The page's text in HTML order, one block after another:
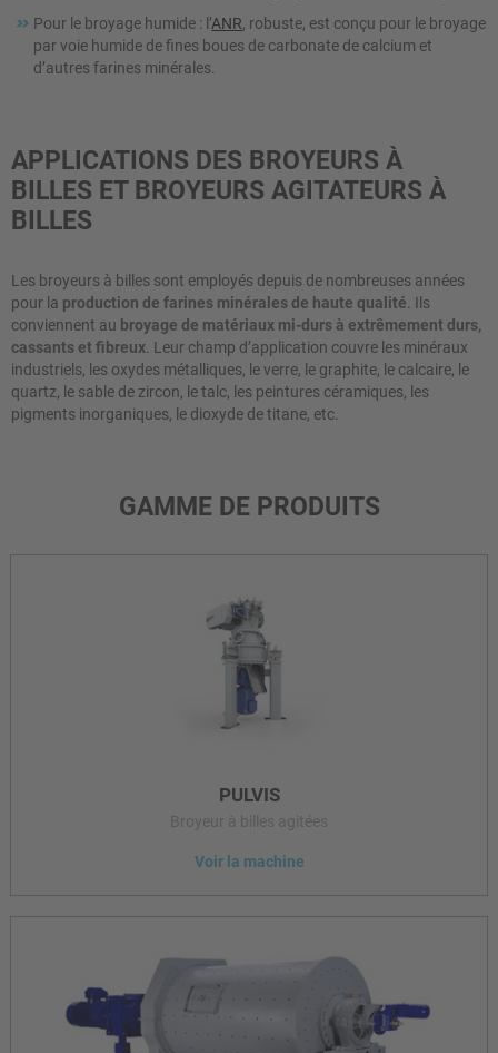
Pour le broyage humide : l’ANR, robuste, est conçu pour le broyage
par voie humide de fines boues de carbonate de calcium et
d’autres farines minérales.
APPLICATIONS DES BROYEURS À
BILLES ET BROYEURS AGITATEURS À
BILLES
Les broyeurs à billes sont employés depuis de nombreuses années
pour la production de farines minérales de haute qualité . Ils
conviennent au broyage de matériaux mi-durs à extrêmement durs,
cassants et fibreux . Leur champ d’application couvre les minéraux
industriels, les oxydes métalliques, le verre, le graphite, le calcaire, le
quartz, le sable de zircon, le talc, les peintures céramiques, les
pigments inorganiques, le dioxyde de titane, etc.
GAMME DE PRODUITS
PULVIS
Broyeur à billes agitées
Voir la machine